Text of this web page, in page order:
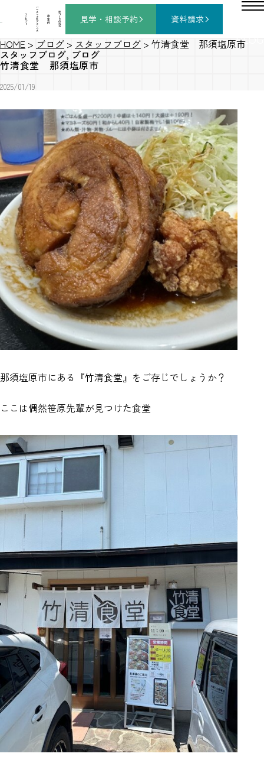
コ
ン
セ
プ
ト
バ
ー
チ
ャ
ル
モ
デ
ル
ハ
ウ
ス
施
工
事
例
家
づ
く
り
の
流
れ
見学・相談予約 資料請求
BLOG
HOME > ブログ > スタッフブログ > 竹清食堂 那須塩原市
スタッフブログ, ブログ
竹清食堂 那須塩原市
2025/01/19
那須塩原市にある『竹清食堂』をご存じでしょうか？
ここは偶然笹原先輩が見つけた食堂